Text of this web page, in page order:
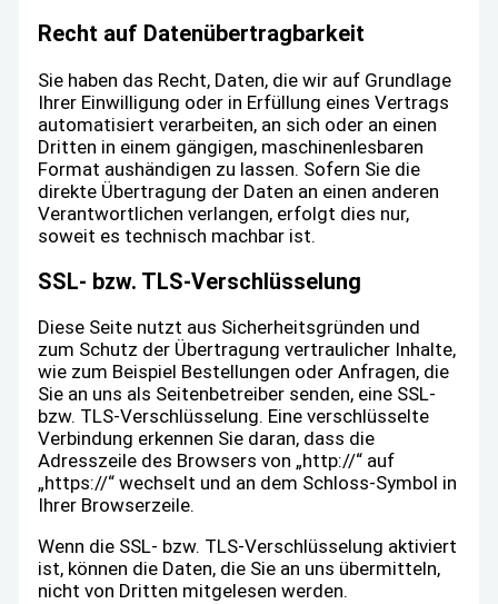
Recht auf Daten­übertrag­barkeit
Sie haben das Recht, Daten, die wir auf Grundlage
Ihrer Einwilligung oder in Erfüllung eines Vertrags
automatisiert verarbeiten, an sich oder an einen
Dritten in einem gängigen, maschinenlesbaren
Format aushändigen zu lassen. Sofern Sie die
direkte Übertragung der Daten an einen anderen
Verantwortlichen verlangen, erfolgt dies nur,
soweit es technisch machbar ist.
SSL- bzw. TLS-Verschlüsselung
Diese Seite nutzt aus Sicherheitsgründen und
zum Schutz der Übertragung vertraulicher Inhalte,
wie zum Beispiel Bestellungen oder Anfragen, die
Sie an uns als Seitenbetreiber senden, eine SSL-
bzw. TLS-Verschlüsselung. Eine verschlüsselte
Verbindung erkennen Sie daran, dass die
Adresszeile des Browsers von „http://“ auf
„https://“ wechselt und an dem Schloss-Symbol in
Ihrer Browserzeile.
Wenn die SSL- bzw. TLS-Verschlüsselung aktiviert
ist, können die Daten, die Sie an uns übermitteln,
nicht von Dritten mitgelesen werden.